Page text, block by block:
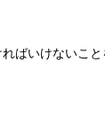
ばいけないこと